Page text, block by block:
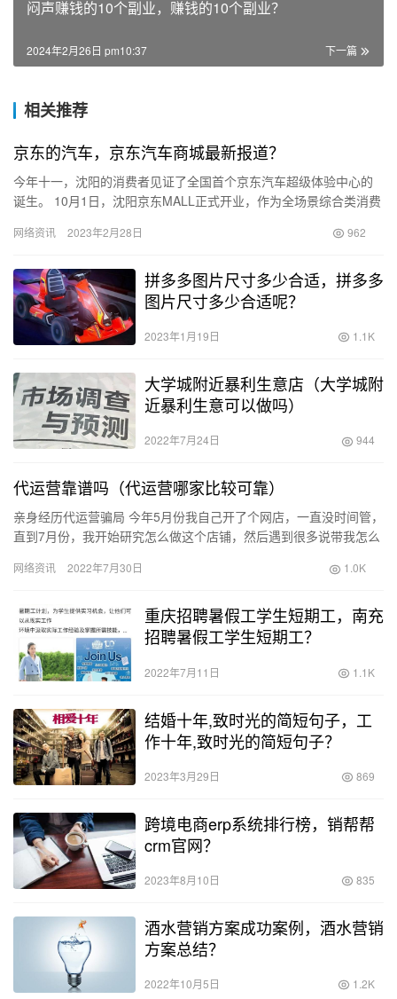
闷声赚钱的10个副业，赚钱的10个副业？
下一篇
2024年2月26日 pm10:37
相关推荐
京东的汽车，京东汽车商城最新报道？
今年十一，沈阳的消费者见证了全国首个京东汽车超级体验中心的
诞生。 10月1日，沈阳京东MALL正式开业，作为全场景综合类消费
网络资讯 2023年2月28日 962
拼多多图片尺寸多少合适，拼多多
图片尺寸多少合适呢？
2023年1月19日 1.1K
大学城附近暴利生意店（大学城附
近暴利生意可以做吗）
2022年7月24日 944
代运营靠谱吗（代运营哪家比较可靠）
亲身经历代运营骗局 今年5月份我自己开了个网店，一直没时间管，
直到7月份，我开始研究怎么做这个店铺，然后遇到很多说带我怎么
就…
网络资讯 2022年7月30日 1.0K
重庆招聘暑假工学生短期工，南充
招聘暑假工学生短期工？
2022年7月11日 1.1K
结婚十年,致时光的简短句子，工
作十年,致时光的简短句子？
2023年3月29日 869
跨境电商erp系统排行榜，销帮帮
crm官网？
2023年8月10日 835
酒水营销方案成功案例，酒水营销
方案总结？
2022年10月5日 1.2K